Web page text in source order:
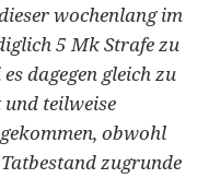
wochenlang im
5 Mk Strafe zu
dagegen gleich zu
teilweise
obwohl
zugrunde